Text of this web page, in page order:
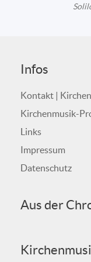
Infos
Kontakt |
Kirchenmusik-
Links
Impressum
Datenschutz
Aus der